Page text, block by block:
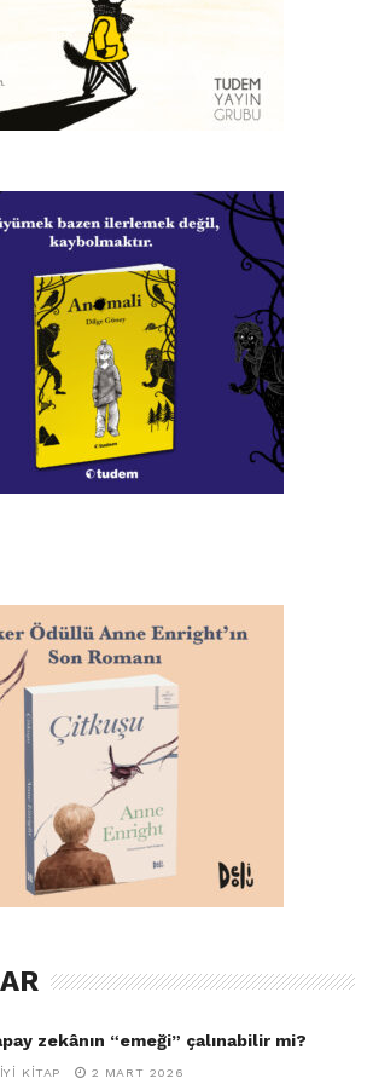
etmesi kitabı bütünleyen ve Büke’nin
bir tutum.
metnin ruhunu yansıtabildiğini
özgün ve biraz daha az donuk
mıydı acaba diye düşündüm…
renk paletinin kullanılmasını ise
düşününce, güzel bulduğumu
kırlangıç zamanının hissettirdiği iyi
yansıtan kapak tasarımını da…
ziyade nasıl anlatıldığıyla ilgilenen bir
dili, dünyasına uyuyor.
İnanın”da savaş nedeniyle evlerini
evvel beş kişi olan bir ailenin
tekrarlı, basit ve tam da bu
dille karşılaşıyoruz mesela. Bu
kutsal metinleri bir yandan
Bahsettiğim metinlerin başlıca
yazarın, “Zeytin Çiçeklerine
bu şiirsel dilin, konuya ne kadar uygun
“İki Mektup”ta mevsimlik işçi
siz de. Ve ne kadar da benzer
saflığınıza şaşarsınız. Berivan
yazıldığını sandığım bu öykünün,
zekânın “emeği” çalınabilir mi?
İYI KITAP 2 MART 2026